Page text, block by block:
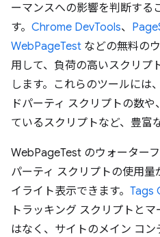
ーマンスへの影響を判断する
す。 Chrome DevTools、
WebPageTest などの無料の
用して、負荷の高いスクリプ
します。これらのツールには
ドパーティ スクリプトの数
ているスクリプトなど、豊富
WebPageTest のウォーター
パーティ スクリプトの使用
イライト表示できます。 Tags
トラッキング スクリプトと
はなく、サイトのメイン コ